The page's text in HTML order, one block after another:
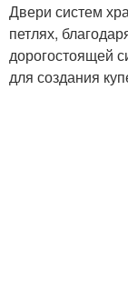
Двери систем
петлях,
дорогостоящей
для создания